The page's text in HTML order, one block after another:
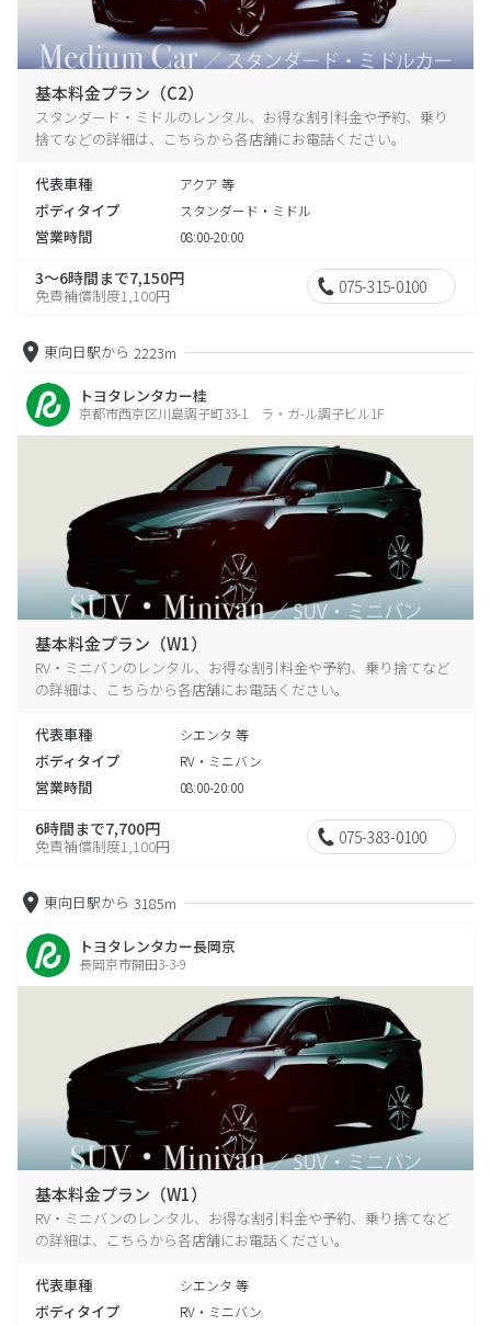
基本料金プラン（C2）
スタンダード・ミドルのレンタル、お得な割引料金や予約、乗り
捨てなどの詳細は、こちらから各店舗にお電話ください。
代表車種 アクア 等
ボディタイプ スタンダード・ミドル
営業時間 08:00-20:00
3～6時間まで7,150円
免責補償制度1,100円 075-315-0100
東向日駅から 2223m
トヨタレンタカー桂
京都市西京区川島調子町33-1 ラ・ガ-ル調子ビル1F
基本料金プラン（W1）
RV・ミニバンのレンタル、お得な割引料金や予約、乗り捨てなど
の詳細は、こちらから各店舗にお電話ください。
代表車種 シエンタ 等
ボディタイプ RV・ミニバン
営業時間 08:00-20:00
6時間まで7,700円
免責補償制度1,100円 075-383-0100
東向日駅から 3185m
トヨタレンタカー長岡京
長岡京市開田3-3-9
基本料金プラン（W1）
RV・ミニバンのレンタル、お得な割引料金や予約、乗り捨てなど
の詳細は、こちらから各店舗にお電話ください。
代表車種 シエンタ 等
ボディタイプ RV・ミニバン